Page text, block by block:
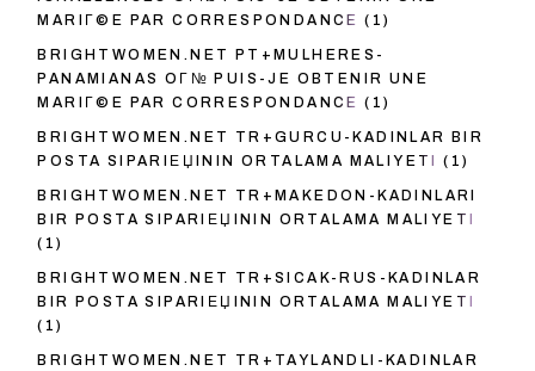
MARIГ©E PAR CORRESPONDANCE (1)
BRIGHTWOMEN.NET PT+MULHERES-
PANAMIANAS OГ№ PUIS-JE OBTENIR UNE
MARIГ©E PAR CORRESPONDANCE (1)
BRIGHTWOMEN.NET TR+GURCU-KADINLAR BIR
POSTA SIPARIЕЏININ ORTALAMA MALIYETI
(1)
BRIGHTWOMEN.NET TR+MAKEDON-KADINLARI
BIR POSTA SIPARIЕЏININ ORTALAMA MALIYETI
(1)
BRIGHTWOMEN.NET TR+SICAK-RUS-KADINLAR
BIR POSTA SIPARIЕЏININ ORTALAMA MALIYETI
(1)
BRIGHTWOMEN.NET TR+TAYLANDLI-KADINLAR